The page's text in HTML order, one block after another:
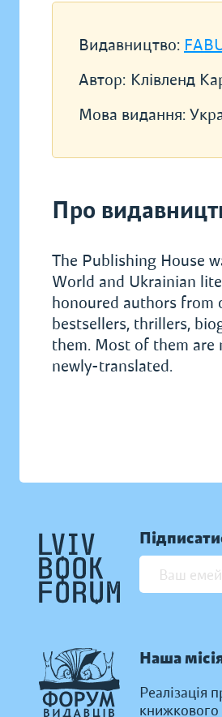
Видавництво:
Автор: Клівленд
Мова видання:
Про
The Publishing House
World and Ukrainian
honoured authors from
bestsellers, thrillers,
them. Most of them
newly-translated.
Наша
Реалізація
книжкового